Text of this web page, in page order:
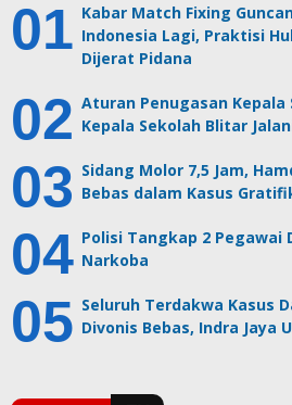
Kabar Match Fixing
Indonesia Lagi, Praktisi
Dijerat Pidana
Aturan Penugasan Kepala
Kepala Sekolah Blitar
Sidang Molor 7,5 Jam,
Bebas dalam Kasus
Polisi Tangkap 2 Pegawai
Narkoba
Seluruh Terdakwa Kasus
Divonis Bebas, Indra Jaya